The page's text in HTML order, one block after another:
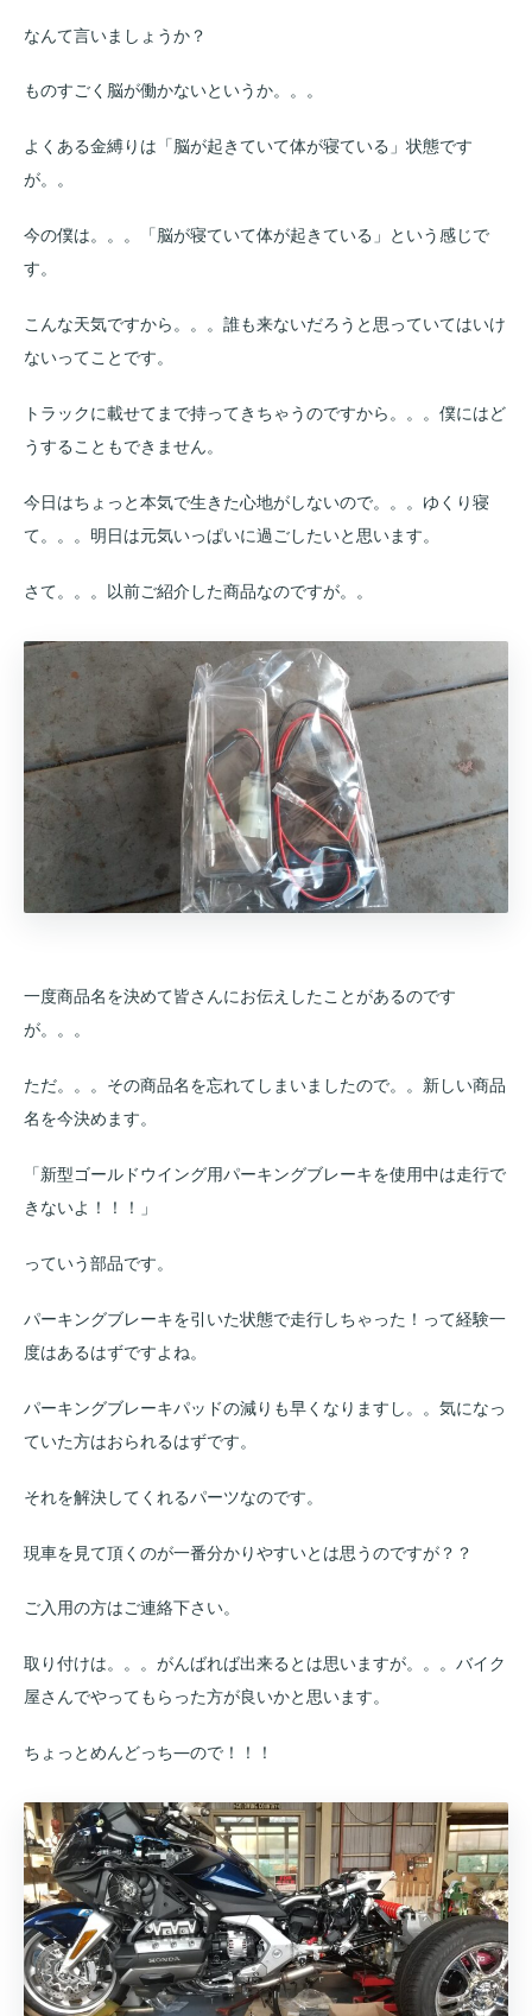
なんて言いましょうか？
ものすごく脳が働かないというか。。。
よくある金縛りは「脳が起きていて体が寝ている」状態です
が。。
今の僕は。。。「脳が寝ていて体が起きている」という感じで
す。
こんな天気ですから。。。誰も来ないだろうと思っていてはいけ
ないってことです。
トラックに載せてまで持ってきちゃうのですから。。。僕にはど
うすることもできません。
今日はちょっと本気で生きた心地がしないので。。。ゆくり寝
て。。。明日は元気いっぱいに過ごしたいと思います。
さて。。。以前ご紹介した商品なのですが。。
一度商品名を決めて皆さんにお伝えしたことがあるのです
が。。。
ただ。。。その商品名を忘れてしまいましたので。。新しい商品
名を今決めます。
「新型ゴールドウイング用パーキングブレーキを使用中は走行で
きないよ！！！」
っていう部品です。
パーキングブレーキを引いた状態で走行しちゃった！って経験一
度はあるはずですよね。
パーキングブレーキパッドの減りも早くなりますし。。気になっ
ていた方はおられるはずです。
それを解決してくれるパーツなのです。
現車を見て頂くのが一番分かりやすいとは思うのですが？？
ご入用の方はご連絡下さい。
取り付けは。。。がんばれば出来るとは思いますが。。。バイク
屋さんでやってもらった方が良いかと思います。
ちょっとめんどっち―ので！！！